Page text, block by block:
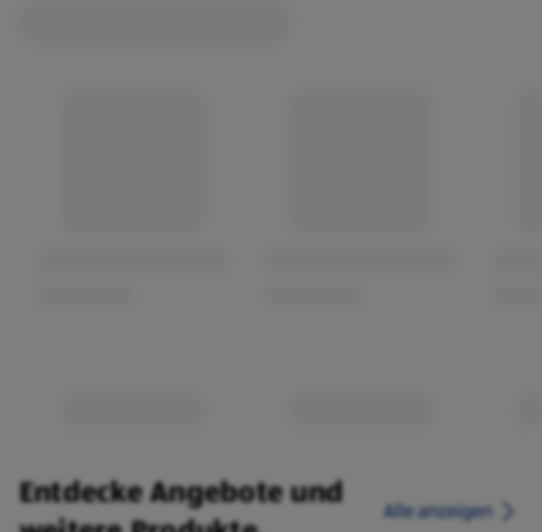
Entdecke Angebote und
Alle anzeigen